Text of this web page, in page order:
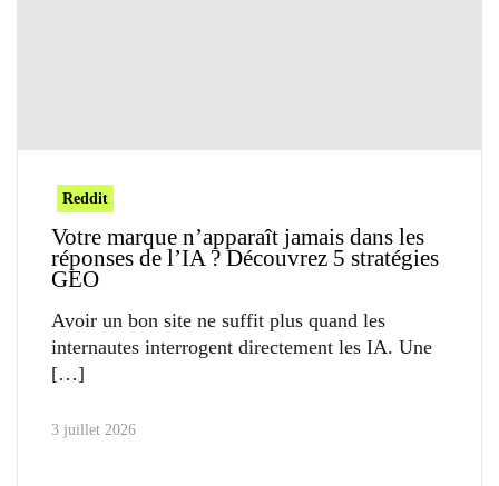
Reddit
Votre marque n’apparaît jamais dans les
réponses de l’IA ? Découvrez 5 stratégies
GEO
Avoir un bon site ne suffit plus quand les
internautes interrogent directement les IA. Une
3 juillet 2026